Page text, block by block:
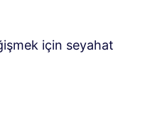
için seyahat